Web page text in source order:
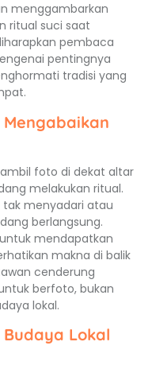
menggambarkan
ritual suci saat
pembaca
pentingnya
tradisi yang
foto di dekat altar
melakukan ritual.
tak menyadari atau
berlangsung.
mendapatkan
makna di balik
cenderung
berfoto, bukan
lokal.
Lokal